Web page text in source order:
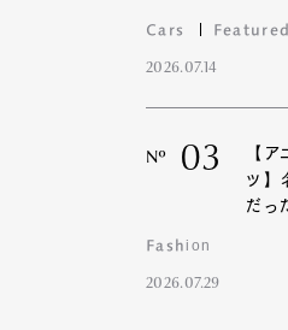
Cars Featured
2026.07.14
Nº 03
【
ツ】
だっ
Fashion
2026.07.29